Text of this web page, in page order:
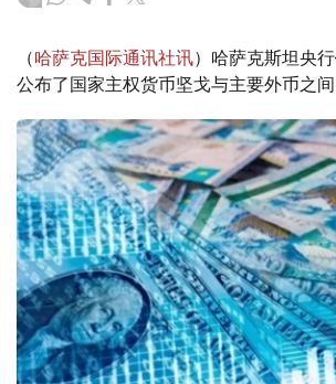
（哈萨克国际通讯社讯）哈萨克斯坦央
公布了国家主权货币坚戈与主要外币之间